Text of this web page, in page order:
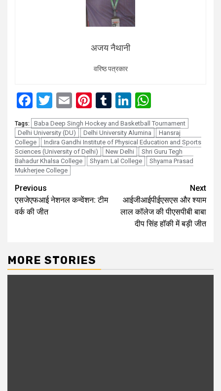
अजय नैथानी
वरिष्ठ पत्रकार
Facebook
Twitter
EmailPinterest
TumblrLinkedIn
Tags:
Baba Deep Singh Hockey and Basketball Tournament
Delhi University (DU)
Delhi University Alumina
Hansraj
College
Indira Gandhi Institute of Physical Education and Sports
Sciences (University of Delhi)
New Delhi
Shri Guru Tegh
Bahadur Khalsa College
Shyam Lal College
Shyama Prasad
Mukherjee College
Continue
Reading
Previous
एसजेएफआई नेशनल कन्वेंशन: टीम
वर्क की जीत
Next
आईजीआईपीईएसएस और श्याम
लाल कॉलेज की पीएसपीबी बाबा
दीप सिंह हॉकी में बड़ी जीत
MORE STORIES